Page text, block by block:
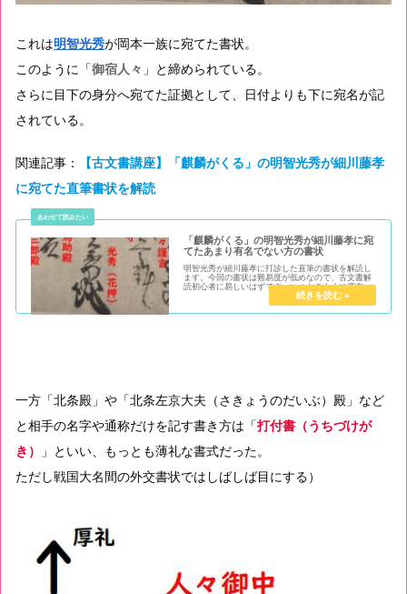
これは明智光秀が岡本一族に宛てた書状。
このように「御宿人々 」と締められている。
さらに目下の身分へ宛てた証拠として、日付よりも下に宛名が記
されている。
関連記事：
【古文書講座】「麒麟がくる」の明智光秀が細川藤孝
に宛てた直筆書状を解読
「麒麟がくる」の明智光秀が細川藤孝に宛
てたあまり有名でない方の書状
明智光秀が細川藤孝に打診した直筆の書状を解読し
ます。今回の書状は難易度が低めなので、古文書解
読初心者に易しいはずです。いつものように原文と
釈文、書き下し文、現代語訳、時代背景を。さらに
この書状を解読するポイントを載せています。
一方「北条殿」や「北条左京大夫（さきょうのだいぶ）殿」など
と相手の名字や通称だけを記す書き方は「打付書（うちづけが
き）
」といい、もっとも薄礼な書式だった。
ただし戦国大名間の外交書状ではしばしば目にする）